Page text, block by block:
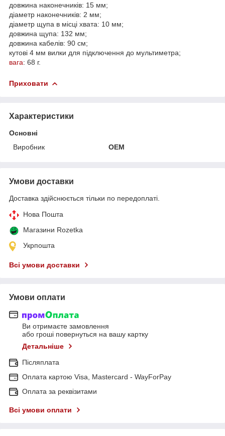
довжина наконечників: 15 мм;
діаметр наконечників: 2 мм;
діаметр щупа в місці хвата: 10 мм;
довжина щупа: 132 мм;
довжина кабелів: 90 см;
кутові 4 мм вилки для підключення до мультиметра;
вага: 68 г.
Приховати
Характеристики
Основні
Виробник
OEM
Умови доставки
Доставка здійснюється тільки по передоплаті.
Нова Пошта
Магазини Rozetka
Укрпошта
Всі умови доставки
Умови оплати
Ви отримаєте замовлення
або гроші повернуться на вашу картку
Детальніше
Післяплата
Оплата картою Visa, Mastercard - WayForPay
Оплата за реквізитами
Всі умови оплати